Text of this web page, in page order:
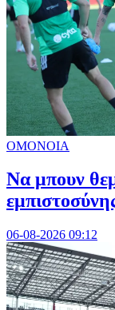
ΟΜΟΝΟΙΑ
Να μπουν
06-08-2026 09:12